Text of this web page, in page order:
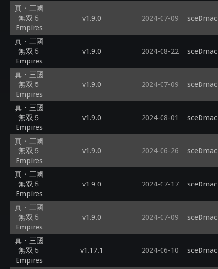
真・三國
無双５
Empires
v1.9.0 2024-07-09
真・三國
無双５
Empires
v1.9.0 2024-08-22
真・三國
無双５
Empires
v1.9.0 2024-07-09
真・三國
無双５
Empires
v1.9.0 2024-08-01
真・三國
無双５
Empires
v1.9.0 2024-06-26
真・三國
無双５
Empires
v1.9.0 2024-07-17
真・三國
無双５
Empires
v1.9.0 2024-07-09
真・三國
無双５
Empires
v1.17.1 2024-06-10